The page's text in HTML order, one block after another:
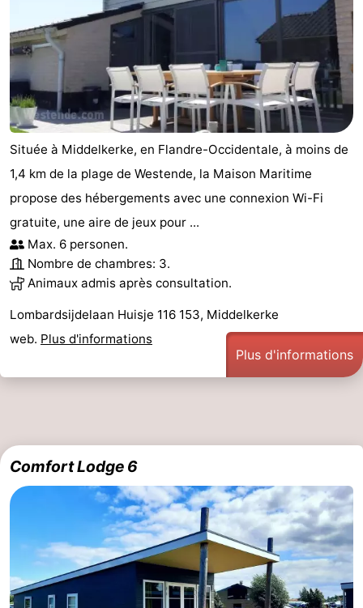
Située à Middelkerke, en Flandre-Occidentale, à moins de
1,4 km de la plage de Westende, la Maison Maritime
propose des hébergements avec une connexion Wi-Fi
gratuite, une aire de jeux pour ...
Max. 6 personen.
Nombre de chambres: 3.
Animaux admis après consultation.
Lombardsijdelaan Huisje 116 153, Middelkerke
web. Plus d'informations
Plus d'informations
Comfort Lodge 6